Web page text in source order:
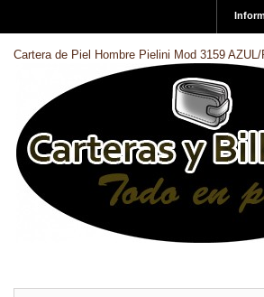
Cartera de Piel Hombre Pielini Mod 3159 AZUL/